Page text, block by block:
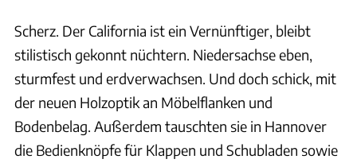
Scherz. Der California ist ein Vernünftiger, bleibt
stilistisch gekonnt nüchtern. Niedersachse eben,
sturmfest und erdverwachsen. Und doch schick, mit
der neuen Holzoptik an Möbelflanken und
Bodenbelag. Außerdem tauschten sie in Hannover
die Bedienknöpfe für Klappen und Schubladen sowie